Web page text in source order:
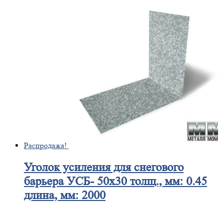
Распродажа!
Уголокусиления для снегового
барьера УСБ- 50х30 толщ., мм: 0.45
длина, мм: 2000